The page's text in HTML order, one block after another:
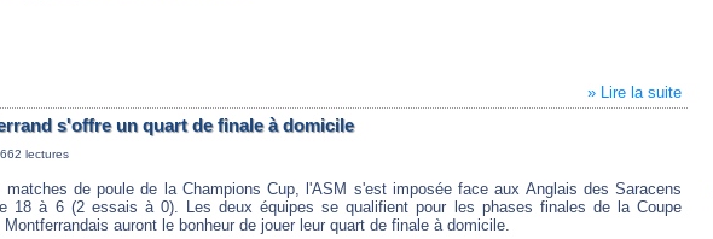
» Lire la suite
s'offre un quart de finale à domicile
lectures
matches de poule de la Champions Cup, l'ASM s'est imposée face aux Anglais des Saracens
18 à 6 (2 essais à 0). Les deux équipes se qualifient pour les phases finales de la Coupe
auront le bonheur de jouer leur quart de finale à domicile.